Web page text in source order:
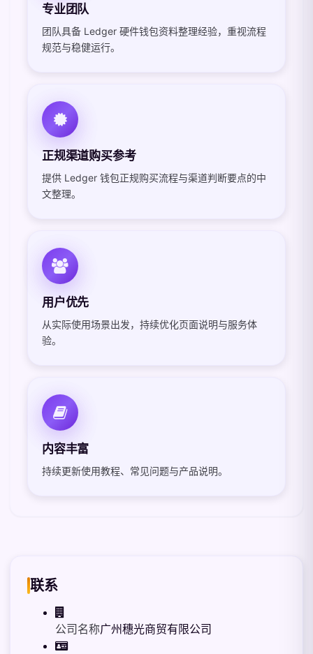
专业团队
团队具备 Ledger 硬件钱包资料整理经验，重视流程
规范与稳健运行。
正规渠道购买参考
提供 Ledger 钱包正规购买流程与渠道判断要点的中
文整理。
用户优先
从实际使用场景出发，持续优化页面说明与服务体
验。
内容丰富
持续更新使用教程、常见问题与产品说明。
联系
公司名称广州穗光商贸有限公司